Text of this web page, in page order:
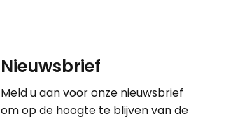
Nieuwsbrief
Meld u aan voor onze nieuwsbrief
om op de hoogte te blijven van de